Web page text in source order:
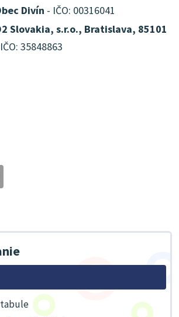
Divín - IČO: 00316041
Slovakia, s.r.o., Bratislava, 85101
35848863